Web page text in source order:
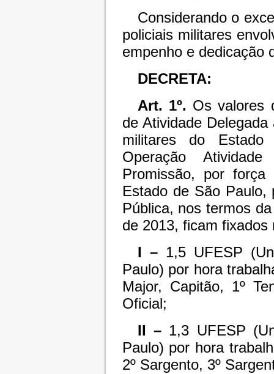
Considerando o
policiais militares
empenho e dedicação
DECRETA:
Art. 1º. Os valores
de Atividade
militares do Estado
Operação
Promissão, por
Estado de São Paulo,
Pública, nos termos
de 2013, ficam fixados
I –1,5 UFESP
Paulo) por hora
Major, Capitão, 1º
Oficial;
II –1,3 UFESP
Paulo) por hora
2º Sargento, 3º